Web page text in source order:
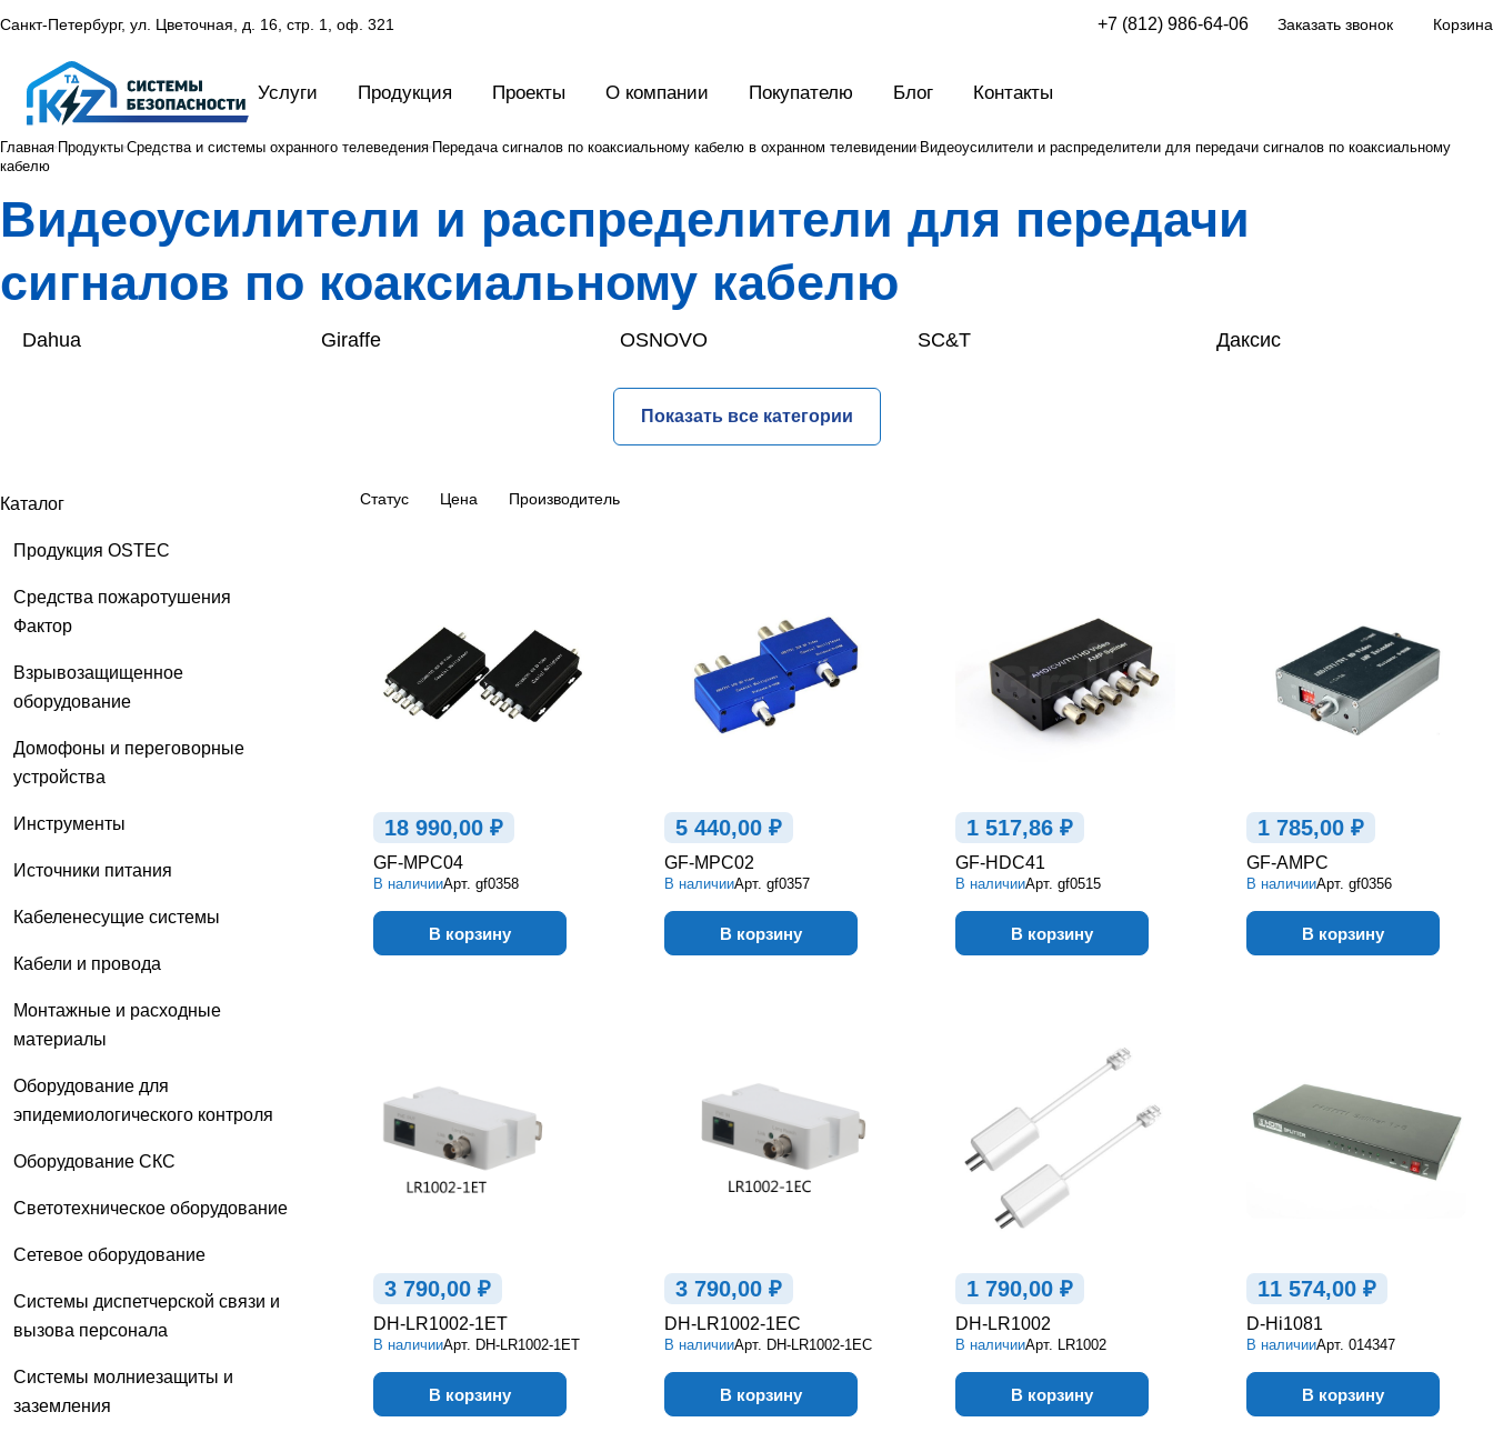
Санкт-Петербург, ул. Цветочная, д. 16, стр. 1, оф. 321 +7 (812) 986-64-06 Заказать звонок Корзина
Услуги Продукция Проекты О компании Покупателю Блог Контакты
Главная Продукты Средства и системы охранного телеведения Передача сигналов по коаксиальному кабелю в охранном телевидении Видеоусилители и распределители для передачи сигналов по коаксиальному
кабелю
Видеоусилители и распределители для передачи
сигналов по коаксиальному кабелю
Dahua Giraffe OSNOVO SC&T Даксис
Себокс
Показать все категории
Статус Цена Производитель
18 990,00 ₽
GF-MPC04
В наличииАрт. gf0358
В корзину
5 440,00 ₽
GF-MPC02
В наличииАрт. gf0357
В корзину
1 517,86 ₽
GF-HDC41
В наличииАрт. gf0515
В корзину
1 785,00 ₽
GF-AMPC
В наличииАрт. gf0356
В корзину
3 790,00 ₽
DH-LR1002-1ET
В наличииАрт. DH-LR1002-1ET
В корзину
3 790,00 ₽
DH-LR1002-1EC
В наличииАрт. DH-LR1002-1EC
В корзину
1 790,00 ₽
DH-LR1002
В наличииАрт. LR1002
В корзину
11 574,00 ₽
D-Hi1081
В наличииАрт. 014347
В корзину
Каталог
Продукция OSTEC
Средства пожаротушения
Фактор
Взрывозащищенное
оборудование
Домофоны и переговорные
устройства
Инструменты
Источники питания
Кабеленесущие системы
Кабели и провода
Монтажные и расходные
материалы
Оборудование для
эпидемиологического контроля
Оборудование СКС
Светотехническое оборудование
Сетевое оборудование
Системы диспетчерской связи и
вызова персонала
Системы молниезащиты и
заземления